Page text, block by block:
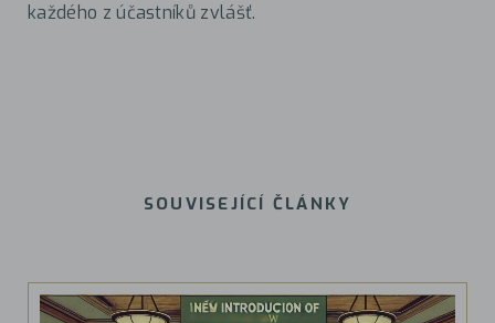
každého z účastníků zvlášť.
SOUVISEJÍCÍ ČLÁNKY